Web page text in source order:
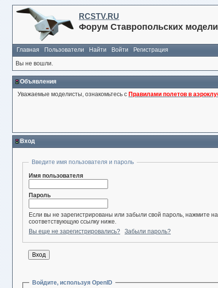
RCSTV.RU
Форум Ставропольских
Главная Пользователи Найти Войти
Регистрация
Вы не вошли.
Объявления
Уважаемые моделисты, ознакомьтесь с Правилами полетов в
Вход
Введите имя пользователя и пароль
Имя пользователя
Пароль
Если вы не зарегистрированы или забыли свой пароль, нажмите на
соответствующую ссылку ниже.
Вы еще не зарегистрировались?
Забыли пароль?
Войдите, используя OpenID